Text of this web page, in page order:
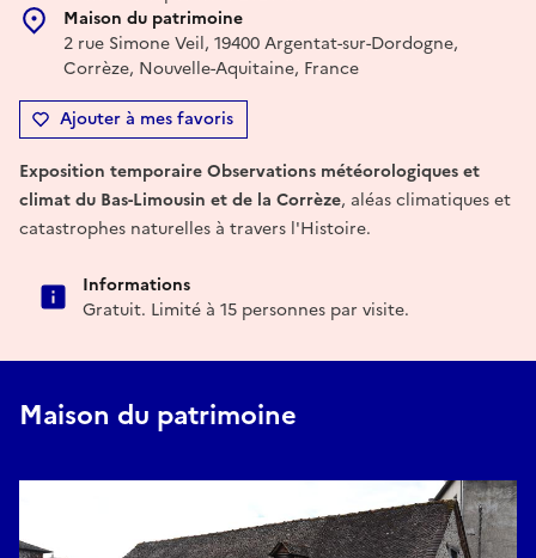
Maison du patrimoine
2 rue Simone Veil, 19400 Argentat-sur-Dordogne,
Corrèze, Nouvelle-Aquitaine, France
Ajouter à mes favoris
Exposition temporaire Observations météorologiques et
climat du Bas-Limousin et de la Corrèze, aléas climatiques et
catastrophes naturelles à travers l'Histoire.
Informations
Gratuit. Limité à 15 personnes par visite.
Maison du patrimoine